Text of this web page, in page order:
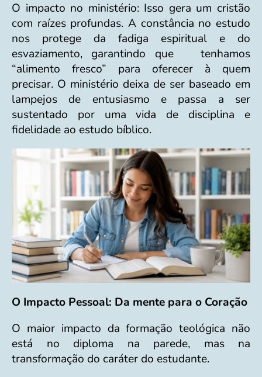
O impacto no ministério: Isso gera um cristão
com raízes profundas. A constância no estudo
nos protege da fadiga espiritual e do
esvaziamento, garantindo que tenhamos
“alimento fresco” para oferecer à quem
precisar. O ministério deixa de ser baseado em
lampejos de entusiasmo e passa a ser
sustentado por uma vida de disciplina e
fidelidade ao estudo bíblico.
O Impacto Pessoal: Da mente para o Coração
O maior impacto da formação teológica não
está no diploma na parede, mas na
transformação do caráter do estudante.